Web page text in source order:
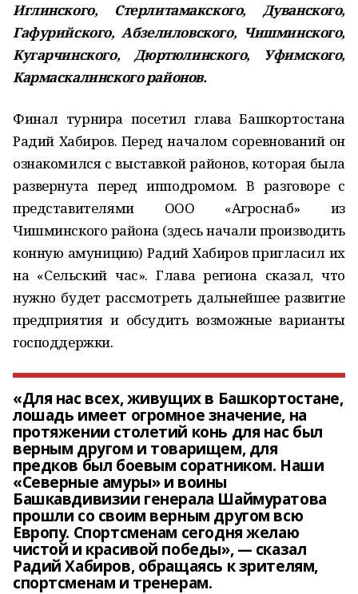
Иглинского, Стерлитамакского, Дуванского,
Гафурийского, Абзелиловского, Чишминского,
Кугарчинского, Дюртюлинского, Уфимского,
Кармаскалинского районов.
Финал турнира посетил глава Башкортостана
Радий Хабиров. Перед началом соревнований он
ознакомился с выставкой районов, которая была
развернута перед ипподромом. В разговоре с
представителями ООО «Агроснаб» из
Чишминского района (здесь начали производить
конную амуницию) Радий Хабиров пригласил их
на «Сельский час». Глава региона сказал, что
нужно будет рассмотреть дальнейшее развитие
предприятия и обсудить возможные варианты
господдержки.
«Для нас всех, живущих в Башкортостане,
лошадь имеет огромное значение, на
протяжении столетий конь для нас был
верным другом и товарищем, для
предков был боевым соратником. Наши
«Северные амуры» и воины
Башкавдивизии генерала Шаймуратова
прошли со своим верным другом всю
Европу. Спортсменам сегодня желаю
чистой и красивой победы», — сказал
Радий Хабиров, обращаясь к зрителям,
спортсменам и тренерам.